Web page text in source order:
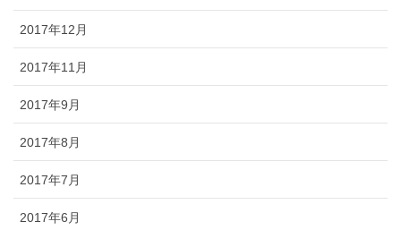
2017年12月
2017年11月
2017年9月
2017年8月
2017年7月
2017年6月